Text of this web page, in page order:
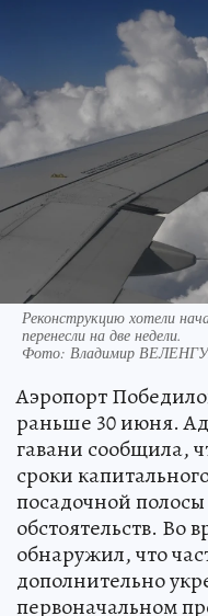
Реконструкцию хотели
перенесли на две недели.
Фото: Владимир
Аэропорт
раньше 30 июня.
гавани сообщила,
сроки
посадочной
обстоятельств. Во
обнаружил, что
дополнительно
первоначальном